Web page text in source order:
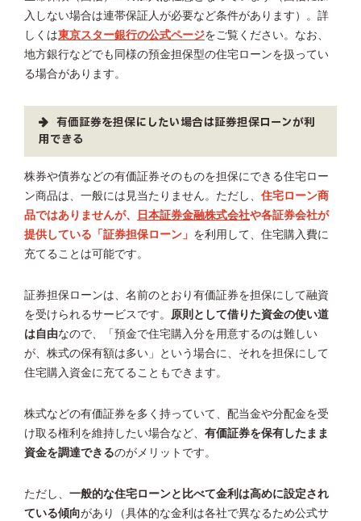
入しない場合は連帯保証人が必要など条件があります）。詳
しくは東京スター銀行の公式ページをご覧ください。なお、
地方銀行などでも同様の預金担保型の住宅ローンを扱ってい
る場合があります。
有価証券を担保にしたい場合は証券担保ローンが利
用できる
株券や債券などの有価証券そのものを担保にできる住宅ロー
ン商品は、一般には見当たりません。ただし、 住宅ローン商
品ではありませんが、
日本証券金融株式会社や各証券会社が
提供している「証券担保ローン」 を利用して、住宅購入費に
充てることは可能です。
証券担保ローンは、名前のとおり有価証券を担保にして融資
を受けられるサービスです。 原則として借りた資金の使い道
は自由なので、「預金で住宅購入分を用意するのは難しい
が、株式の保有額は多い」という場合に、それを担保にして
住宅購入資金に充てることもできます。
株式などの有価証券を多く持っていて、配当金や分配金を受
け取る権利を維持したい場合など、 有価証券を保有したまま
資金を調達できるのがメリットです。
ただし、 一般的な住宅ローンと比べて金利は高めに設定され
ている傾向があり（具体的な金利は各社で異なるため公式サ